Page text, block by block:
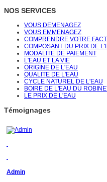
NOS SERVICES
VOUS DEMENAGEZ
VOUS EMMENAGEZ
COMPRENDRE VOTRE
COMPOSANT DU PRIX DE
MODALITE DE PAIEMENT
L'EAU ET LA VIE
ORIGINE DE L'EAU
QUALITE DE L'EAU
CYCLE NATUREL DE L'EAU
BOIRE DE L'EAU DU
LE PRIX DE L'EAU
Témoignages
Admin